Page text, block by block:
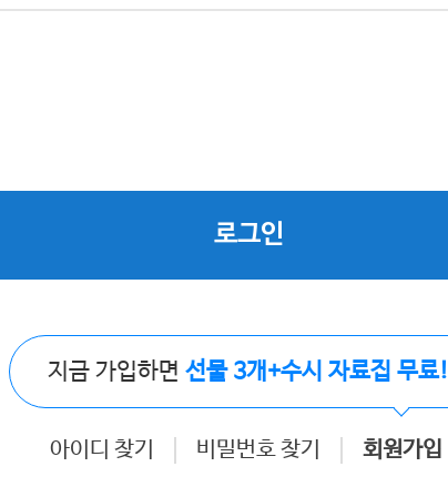
로그인
지금 가입하면 선물 3개+수시 자료집 무료!
아이디 찾기 비밀번호 찾기 회원가입